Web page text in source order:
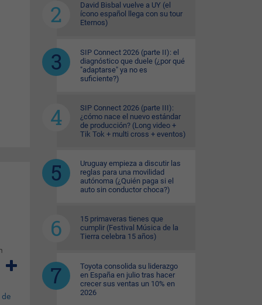
David Bisbal vuelve a UY (el
ícono español llega con su tour
Eternos)
SIP Connect 2026 (parte II): el
diagnóstico que duele (¿por qué
"adaptarse" ya no es
suficiente?)
SIP Connect 2026 (parte III):
¿cómo nace el nuevo estándar
de producción? (Long video +
Tik Tok + multi cross + eventos)
Uruguay empieza a discutir las
reglas para una movilidad
autónoma (¿Quién paga si el
auto sin conductor choca?)
15 primaveras tienes que
cumplir (Festival Música de la
Tierra celebra 15 años)
Toyota consolida su liderazgo
en España en julio tras hacer
crecer sus ventas un 10% en
2026